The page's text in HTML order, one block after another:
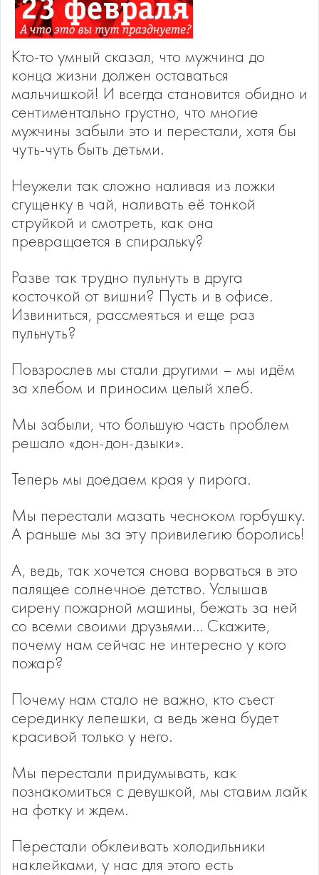
Кто-то умный сказал, что мужчина до
конца жизни должен оставаться
мальчишкой! И всегда становится обидно и
сентиментально грустно, что многие
мужчины забыли это и перестали, хотя бы
чуть-чуть быть детьми.
Неужели так сложно наливая из ложки
сгущенку в чай, наливать её тонкой
струйкой и смотреть, как она
превращается в спиральку?
Разве так трудно пульнуть в друга
косточкой от вишни? Пусть и в офисе.
Извиниться, рассмеяться и еще раз
пульнуть?
Повзрослев мы стали другими – мы идём
за хлебом и приносим целый хлеб.
Мы забыли, что большую часть проблем
решало «дон-дон-дзыки».
Теперь мы доедаем края у пирога.
Мы перестали мазать чесноком горбушку.
А раньше мы за эту привилегию боролись!
А, ведь, так хочется снова ворваться в это
палящее солнечное детство. Услышав
сирену пожарной машины, бежать за ней
со всеми своими друзьями… Скажите,
почему нам сейчас не интересно у кого
пожар?
Почему нам стало не важно, кто съест
серединку лепешки, а ведь жена будет
красивой только у него.
Мы перестали придумывать, как
познакомиться с девушкой, мы ставим лайк
на фотку и ждем.
Перестали обклеивать холодильники
наклейками, у нас для этого есть